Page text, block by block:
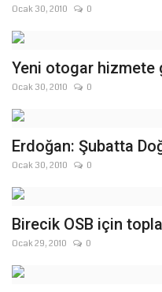
İletişim
Ocak 30, 2010 0
Yeni otogar hizmete
Ocak 30, 2010 0
Erdoğan: Şubatta
Ocak 30, 2010 0
Birecik OSB için
Ocak 29, 2010 0